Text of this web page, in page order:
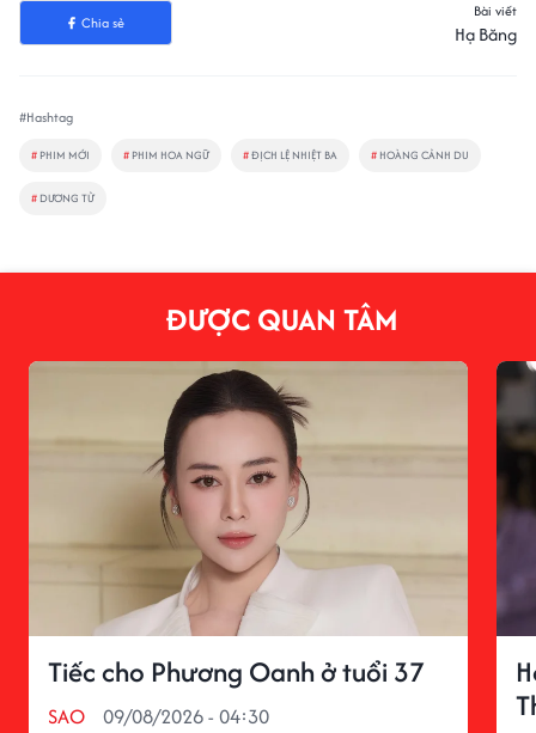
Chia sẻ
Bài viết
Hạ Băng
#Hashtag
# PHIM MỚI # PHIM HOA NGỮ #ĐỊCH LỆ NHIỆT BA # HOÀNG CẢNH DU
# DƯƠNG TỬ
ĐƯỢC QUAN TÂM
Tiếc cho Phương Oanh ở tuổi 37
SAO 09/08/2026 - 04:30